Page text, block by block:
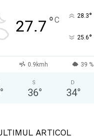
27.7 °C 28.3°
25.6°
0.9kmh 39 %
°
S
36°
D
34°
ARTICOL